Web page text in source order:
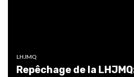
LHJMQ
Repêchage de la